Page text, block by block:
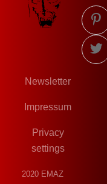
Newsletter
Impressum
Privacy
settings
2020 EMAZ